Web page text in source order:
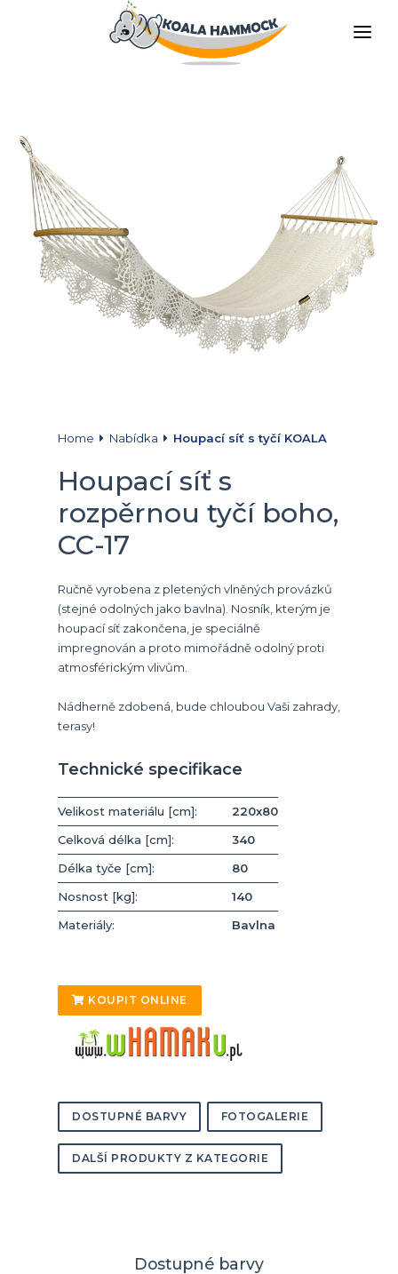
PRODEJNY
STAŇTE SE DISTRIBUTOREM
MÉDIA
KONTAKT
Home Nabídka Houpací síť s tyčí KOALA
Houpací síť s
rozpěrnou tyčí boho,
CC-17
Ručně vyrobena z pletených vlněných provázků
(stejné odolných jako bavlna). Nosník, kterým je
houpací síť zakončena, je speciálně
impregnován a proto mimořádně odolný proti
atmosférickým vlivům.
Nádherně zdobená, bude chloubou Vaši zahrady,
terasy!
Technické specifikace
Velikost materiálu [cm]:
220x80
Celková délka [cm]:
340
Délka tyče [cm]:
80
Nosnost [kg]:
140
Materiály:
Bavlna
KOUPIT ONLINE
DOSTUPNÉ BARVY FOTOGALERIE
DALŠÍ PRODUKTY Z KATEGORIE
Dostupné barvy